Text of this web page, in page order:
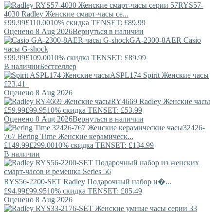
RYS57-
4030 Radley Женские смарт-часы се...
£99.99£110.0010% скидка TENSET: £89.99
Оценено 8 Aug 2026Вернуться в наличии
GA-2300-8AER Casio
часы G-shock
£99.99£109.0010% скидка TENSET: £89.99
В наличииБестселлер
ASPL174 Spirit Женские часы
£23.41
Оценено 8 Aug 2026
RY4669 Radley Женские часы
£59.99£99.9510% скидка TENSET: £53.99
Оценено 8 Aug 2026Вернуться в наличии
32426-
767 Bering Time Женские керамическ...
£149.99£299.0010% скидка TENSET: £134.99
В наличии
RYS56-2200-SET Radley Подарочный набор и�...
£94.99£99.9510% скидка TENSET: £85.49
Оценено 8 Aug 2026